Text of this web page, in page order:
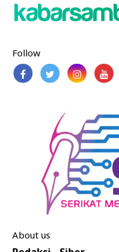
Follow
About us